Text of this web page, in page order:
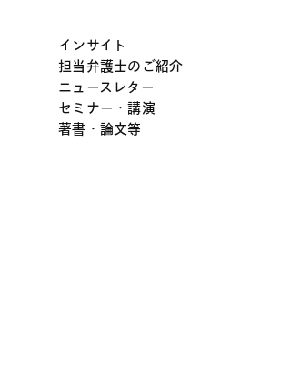
インサイト
担当弁護士のご紹介
ニュースレター
セミナー・講演
著書・論文等